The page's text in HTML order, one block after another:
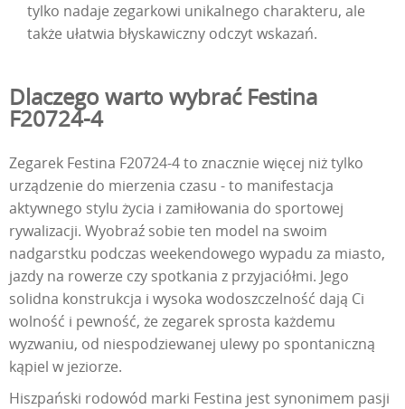
tylko nadaje zegarkowi unikalnego charakteru, ale
także ułatwia błyskawiczny odczyt wskazań.
Dlaczego warto wybrać Festina
F20724-4
Zegarek Festina F20724-4 to znacznie więcej niż tylko
urządzenie do mierzenia czasu - to manifestacja
aktywnego stylu życia i zamiłowania do sportowej
rywalizacji. Wyobraź sobie ten model na swoim
nadgarstku podczas weekendowego wypadu za miasto,
jazdy na rowerze czy spotkania z przyjaciółmi. Jego
solidna konstrukcja i wysoka wodoszczelność dają Ci
wolność i pewność, że zegarek sprosta każdemu
wyzwaniu, od niespodziewanej ulewy po spontaniczną
kąpiel w jeziorze.
Hiszpański rodowód marki Festina jest synonimem pasji